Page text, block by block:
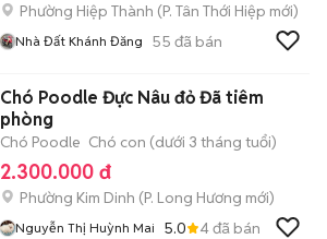
Phường Hiệp Thành (P. Tân Thới Hiệp mới)
Nhà Đất Khánh Đăng 55 đã bán
Chó Poodle Đực Nâu đỏ Đã tiêm
phòng
Chó Poodle Chó con (dưới 3 tháng tuổi)
2.300.000 đ
Phường Kim Dinh (P. Long Hương mới)
Nguyễn Thị Huỳnh Mai 5.0 4đã bán